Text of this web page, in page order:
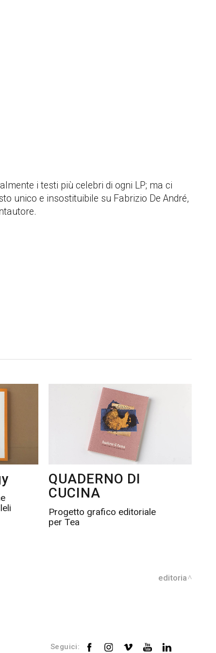
i testi più celebri di ogni LP; ma ci
unico e insostituibile su Fabrizio De André,
QUADERNO DI
CUCINA
Progetto grafico editoriale
per Tea
editoria
Seguici: